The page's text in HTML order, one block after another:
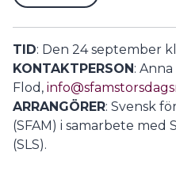
TID: Den 24 september
KONTAKTPERSON: Anna
Flod,
ARRANGÖRER: Svensk
(SFAM) i samarbete med
(SLS).